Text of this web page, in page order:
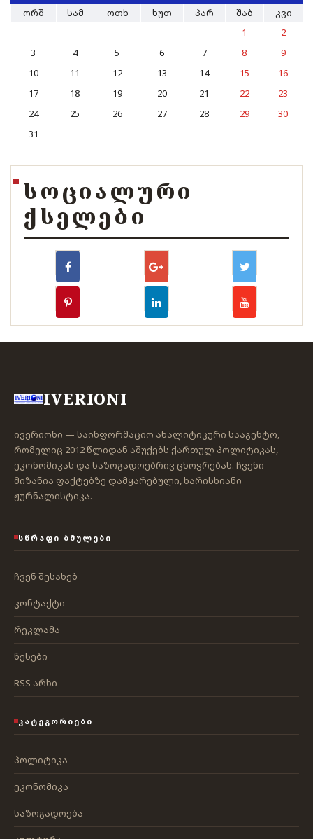
ᲝᲠᲨ
ᲡᲐᲛ ᲝᲗᲮ ᲮᲣᲗ ᲞᲐᲠ ᲨᲐᲑ
ᲙᲕᲘ
1
2
3
4 5 6 7 8
9
10
11 12 13 14 15
16
17
18 19 20 21 22
23
24
25 26 27 28 29
30
31
ᲡᲝᲪᲘᲐᲚᲣᲠᲘ
ᲥᲡᲔᲚᲔᲑᲘ
IVERIONI
ივერიონი — საინფორმაციო ანალიტიკური სააგენტო,
რომელიც 2012 წლიდან აშუქებს ქართულ პოლიტიკას,
ეკონომიკას და საზოგადოებრივ ცხოვრებას. ჩვენი
მიზანია ფაქტებზე დამყარებული, ხარისხიანი
ჟურნალისტიკა.
ᲡᲬᲠᲐᲤᲘ ᲑᲛᲣᲚᲔᲑᲘ
ჩვენ შესახებ
კონტაქტი
რეკლამა
წესები
RSS არხი
ᲙᲐᲢᲔᲒᲝᲠᲘᲔᲑᲘ
პოლიტიკა
ეკონომიკა
საზოგადოება